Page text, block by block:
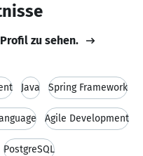
zu sehen.
Java Spring Framework
Agile Development
PostgreSQL